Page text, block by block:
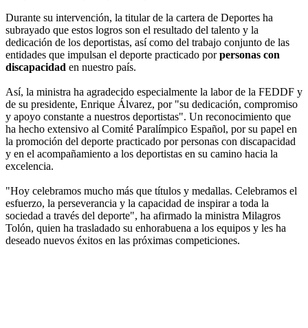
Durante su intervención, la titular de la cartera de Deportes ha
subrayado que estos logros son el resultado del talento y la
dedicación de los deportistas, así como del trabajo conjunto de las
entidades que impulsan el deporte practicado porpersonas con
discapacidad en nuestro país.
Así, la ministra ha agradecido especialmente la labor de la FEDDF y
de su presidente, Enrique Álvarez, por "su dedicación, compromiso
y apoyo constante a nuestros deportistas". Un reconocimiento que
ha hecho extensivo al Comité Paralímpico Español, por su papel en
la promoción del deporte practicado por personas con discapacidad
y en el acompañamiento a los deportistas en su camino hacia la
excelencia.
"Hoy celebramos mucho más que títulos y medallas. Celebramos el
esfuerzo, la perseverancia y la capacidad de inspirar a toda la
sociedad a través del deporte", ha afirmado la ministra Milagros
Tolón, quien ha trasladado su enhorabuena a los equipos y les ha
deseado nuevos éxitos en las próximas competiciones.